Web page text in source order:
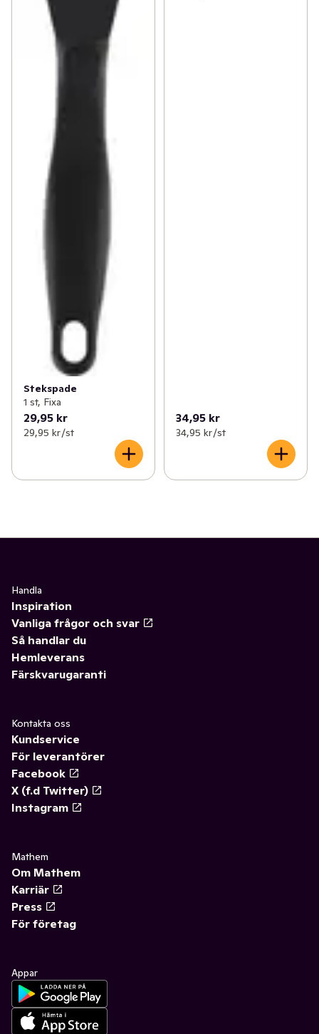
Stekspade
1 st, Fixa
29,95 kr
29,95 kr /st
34,95 kr
34,95 kr /st
Handla
Inspiration
Vanliga frågor och svar
Så handlar du
Hemleverans
Färskvarugaranti
Kontakta oss
Kundservice
För leverantörer
Facebook
X (f.d Twitter)
Instagram
Mathem
Om Mathem
Karriär
Press
För företag
Appar